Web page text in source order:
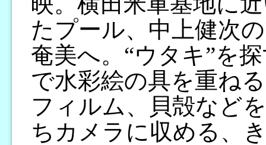
たプール、中上健次
奄美へ。“ウタキ”を
で水彩絵の具を重ね
フィルム、貝殻など
ちカメラに収める、